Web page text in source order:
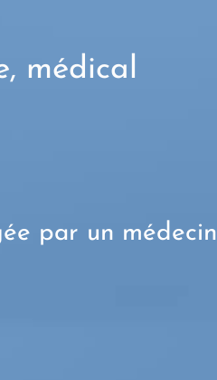
médical
par un médecin